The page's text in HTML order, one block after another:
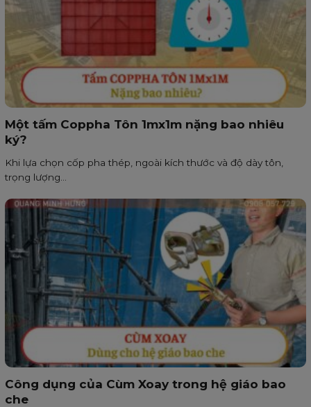
Một tấm Coppha Tôn 1mx1m nặng bao nhiêu
ký?
Khi lựa chọn cốp pha thép, ngoài kích thước và độ dày tôn,
trọng lượng...
Công dụng của Cùm Xoay trong hệ giáo bao
che